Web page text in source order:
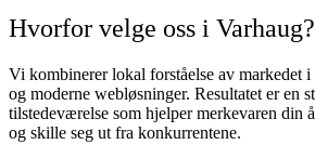
Hvorfor velge oss i Varhaug?
Vi kombinerer lokal forståelse av markedet
og moderne webløsninger. Resultatet er en
tilstedeværelse som hjelper merkevaren din
og skille seg ut fra konkurrentene.